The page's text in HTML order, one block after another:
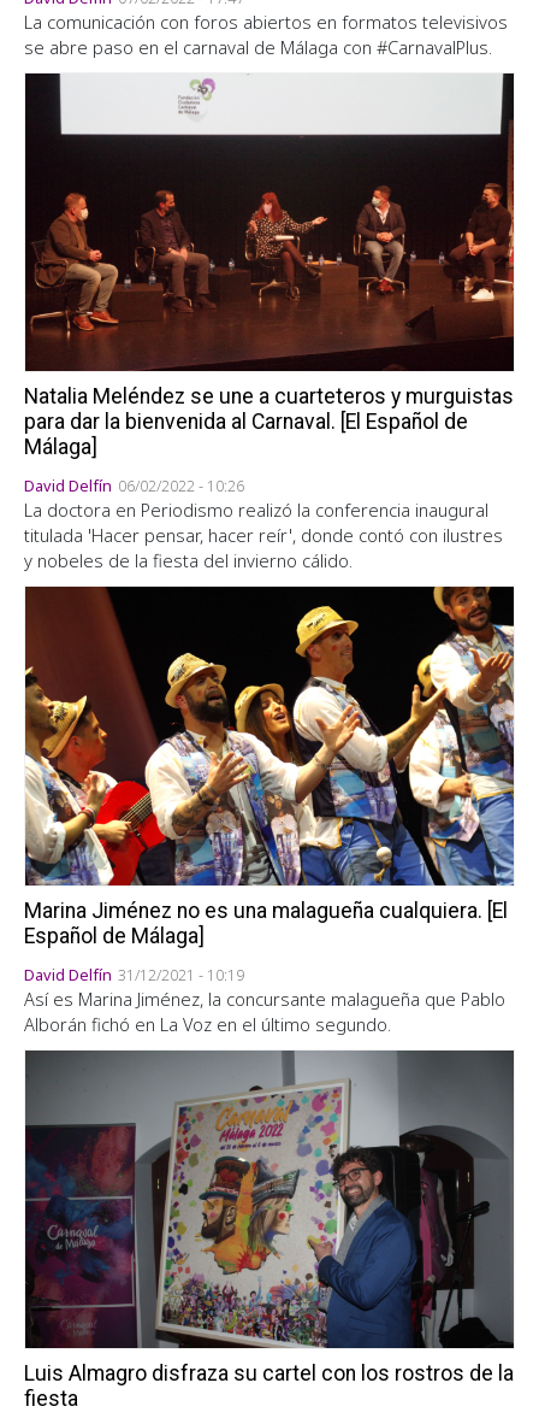
La comunicación con foros abiertos en formatos televisivos
se abre paso en el carnaval de Málaga con #CarnavalPlus.
Natalia Meléndez se une a cuarteteros y murguistas
para dar la bienvenida al Carnaval. [El Español de
Málaga]
David Delfín 06/02/2022 - 10:26
La doctora en Periodismo realizó la conferencia inaugural
titulada 'Hacer pensar, hacer reír', donde contó con ilustres
y nobeles de la fiesta del invierno cálido.
Marina Jiménez no es una malagueña cualquiera. [El
Español de Málaga]
David Delfín 31/12/2021 - 10:19
Así es Marina Jiménez, la concursante malagueña que Pablo
Alborán fichó en La Voz en el último segundo.
Luis Almagro disfraza su cartel con los rostros de la
fiesta